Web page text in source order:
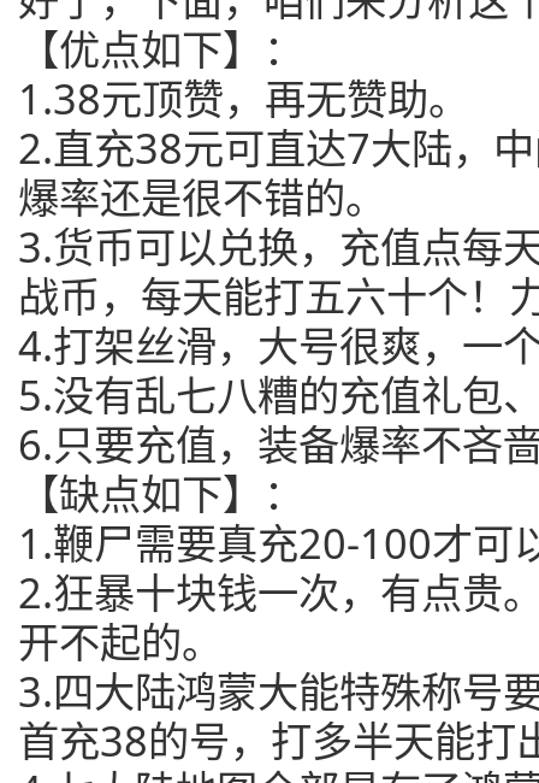
【优点如下】：
1.38元顶赞，再无赞助。
2.直充38元可直达7大陆，
爆率还是很不错的。
3.货币可以兑换，充值点每
战币，每天能打五六十个！
4.打架丝滑，大号很爽，一
5.没有乱七八糟的充值礼包
6.只要充值，装备爆率不吝
【缺点如下】：
1.鞭尸需要真充20-100才可
2.狂暴十块钱一次，有点贵
开不起的。
3.四大陆鸿蒙大能特殊称号
首充38的号，打多半天能打